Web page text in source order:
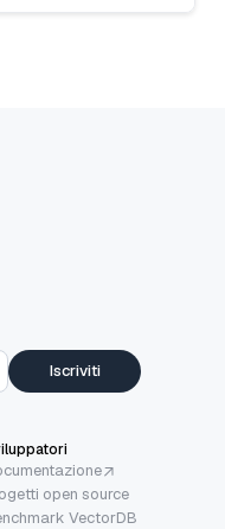
Iscriviti
open source
VectorDB